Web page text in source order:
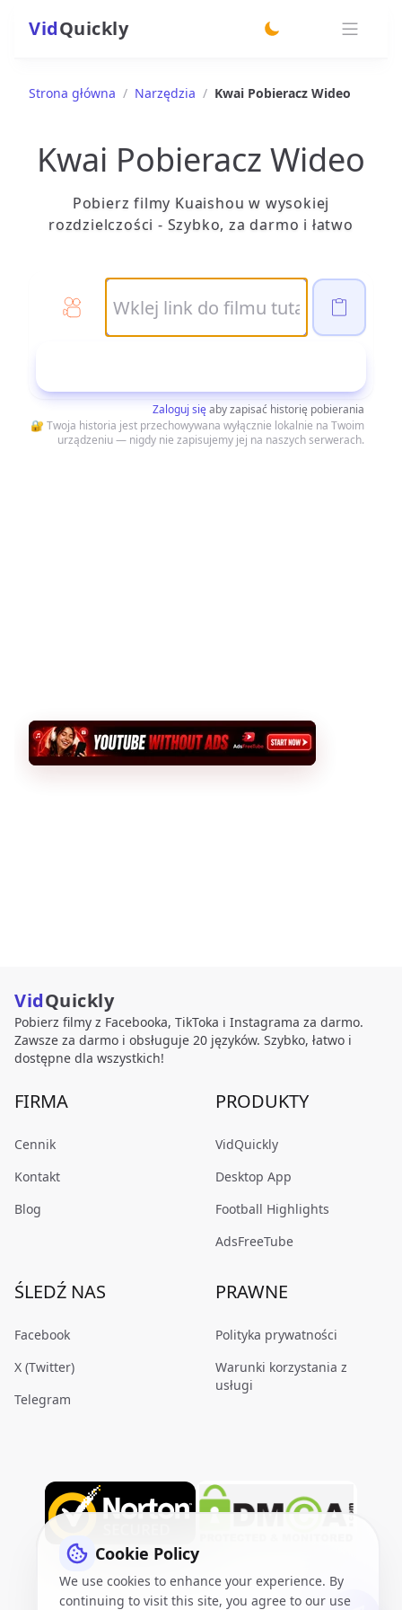
VidQuickly
Strona główna / Narzędzia / Kwai Pobieracz Wideo
Kwai Pobieracz Wideo
Pobierz filmy Kuaishou w wysokiej
rozdzielczości - Szybko, za darmo i łatwo
Zaloguj sięaby zapisać historię pobierania
🔐 Twoja historia jest przechowywana wyłącznie lokalnie na Twoim
urządzeniu — nigdy nie zapisujemy jej na naszych serwerach.
VidQuickly
Pobierz filmy z Facebooka, TikToka i Instagrama za darmo.
Zawsze za darmo i obsługuje 20 języków. Szybko, łatwo i
dostępne dla wszystkich!
FIRMA
Cennik
Kontakt
Blog
PRODUKTY
VidQuickly
Desktop App
Football Highlights
AdsFreeTube
ŚLEDŹ NAS
Facebook
X (Twitter)
Telegram
PRAWNE
Polityka prywatności
Warunki korzystania z
usługi
Cookie Policy
We use cookies to enhance your experience. By
continuing to visit this site, you agree to our use